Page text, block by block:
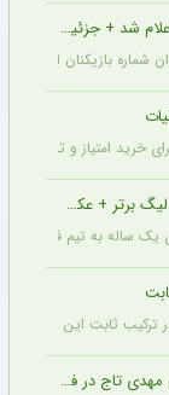
شد + جزئیات
شماره بازیکنان این
برتر + عکس
یک ساله به تیم فجر
ترکیب ثابت این تیم
فوتبال